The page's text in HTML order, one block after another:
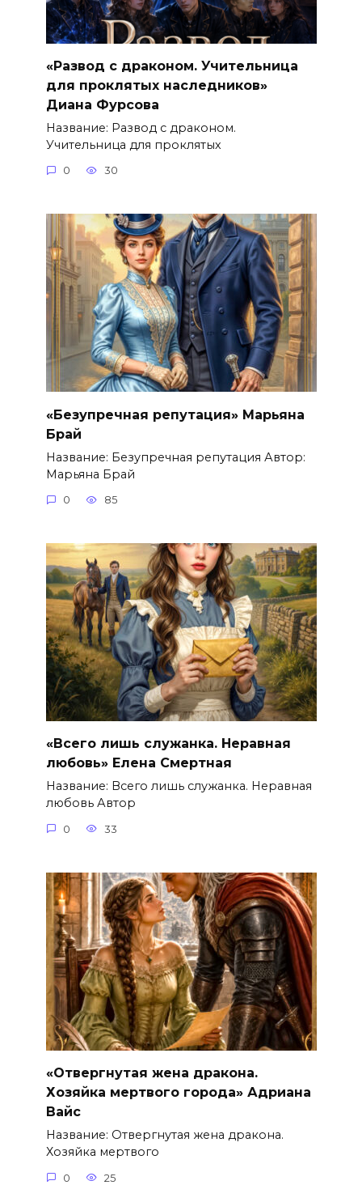
«Развод с драконом. Учительница
для проклятых наследников»
Диана Фурсова
Название: Развод с драконом.
Учительница для проклятых
0 30
«Безупречная репутация» Марьяна
Брай
Название: Безупречная репутация Автор:
Марьяна Брай
0 85
«Всего лишь служанка. Неравная
любовь» Елена Смертная
Название: Всего лишь служанка. Неравная
любовь Автор
0 33
«Отвергнутая жена дракона.
Хозяйка мертвого города» Адриана
Вайс
Название: Отвергнутая жена дракона.
Хозяйка мертвого
0 25